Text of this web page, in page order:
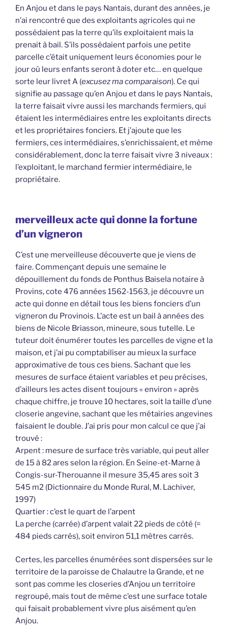
En Anjou et dans le pays Nantais, durant des années, je
n’ai rencontré que des exploitants agricoles qui ne
possédaient pas la terre qu’ils exploitaient mais la
prenait à bail. S’ils possédaient parfois une petite
parcelle c’était uniquement leurs économies pour le
jour où leurs enfants seront à doter etc… en quelque
sorte leur livret A (excusez ma comparaison). Ce qui
signifie au passage qu’en Anjou et dans le pays Nantais,
la terre faisait vivre aussi les marchands fermiers, qui
étaient les intermédiaires entre les exploitants directs
et les propriétaires fonciers. Et j’ajoute que les
fermiers, ces intermédiaires, s’enrichissaient, et même
considérablement, donc la terre faisait vivre 3 niveaux :
l’exploitant, le marchand fermier intermédiaire, le
propriétaire.
merveilleux acte qui donne la fortune
d’un vigneron
C’est une merveilleuse découverte que je viens de
faire. Commençant depuis une semaine le
dépouillement du fonds de Ponthus Baisela notaire à
Provins, cote 476 années 1562-1563, je découvre un
acte qui donne en détail tous les biens fonciers d’un
vigneron du Provinois. L’acte est un bail à années des
biens de Nicole Briasson, mineure, sous tutelle. Le
tuteur doit énumérer toutes les parcelles de vigne et la
maison, et j’ai pu comptabiliser au mieux la surface
approximative de tous ces biens. Sachant que les
mesures de surface étaient variables et peu précises,
d’ailleurs les actes disent toujours « environ » après
chaque chiffre, je trouve 10 hectares, soit la taille d’une
closerie angevine, sachant que les métairies angevines
faisaient le double. J’ai pris pour mon calcul ce que j’ai
trouvé :
Arpent : mesure de surface très variable, qui peut aller
de 15 à 82 ares selon la région. En Seine-et-Marne à
Congis-sur-Therouanne il mesure 35,45 ares soit 3
545 m2 (Dictionnaire du Monde Rural, M. Lachiver,
1997)
Quartier : c’est le quart de l’arpent
La perche (carrée) d’arpent valait 22 pieds de côté (=
484 pieds carrés), soit environ 51,1 mètres carrés.
Certes, les parcelles énumérées sont dispersées sur le
territoire de la paroisse de Chalautre la Grande, et ne
sont pas comme les closeries d’Anjou un territoire
regroupé, mais tout de même c’est une surface totale
qui faisait probablement vivre plus aisément qu’en
Anjou.